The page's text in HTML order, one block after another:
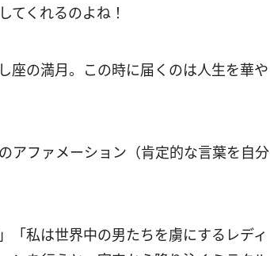
てくれるのよね！
座の満月。この時に届くのは人生を華や
アファメーション（肯定的な言葉を自分
「私は世界中の男たちを虜にするレディ